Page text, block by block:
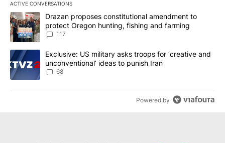
ACTIVE CONVERSATIONS
The following is a list of the most commented articles in the last
A trending article titled "Drazan proposes constitutional
Drazan proposes constitutional amendment to
protect Oregon hunting, fishing and farming
117
A trending article titled "Exclusive: US military asks troops for
Exclusive: US military asks troops for ‘creative and
unconventional’ ideas to punish Iran
68
Powered by